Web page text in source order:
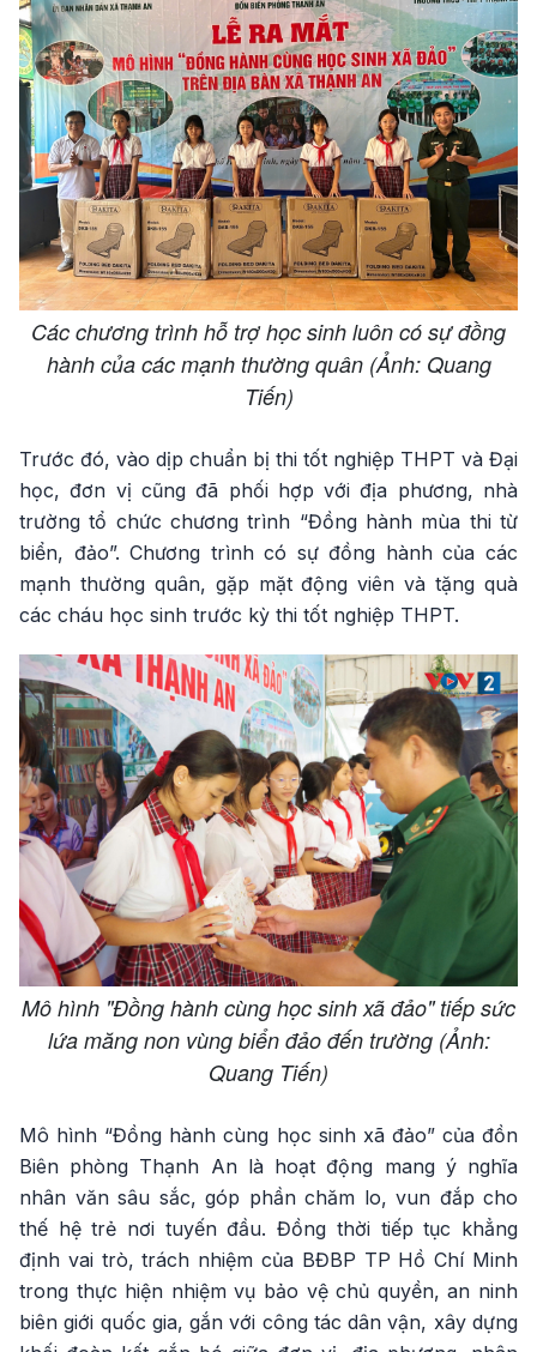
Các chương trình hỗ trợ học sinh luôn có sự đồng
hành của các mạnh thường quân (Ảnh: Quang
Tiến)
Trước đó, vào dịp chuẩn bị thi tốt nghiệp THPT và Đại
học, đơn vị cũng đã phối hợp với địa phương, nhà
trường tổ chức chương trình “Đồng hành mùa thi từ
biển, đảo”. Chương trình có sự đồng hành của các
mạnh thường quân, gặp mặt động viên và tặng quà
các cháu học sinh trước kỳ thi tốt nghiệp THPT.
Mô hình "Đồng hành cùng học sinh xã đảo" tiếp sức
lứa măng non vùng biển đảo đến trường (Ảnh:
Quang Tiến)
Mô hình “Đồng hành cùng học sinh xã đảo” của đồn
Biên phòng Thạnh An là hoạt động mang ý nghĩa
nhân văn sâu sắc, góp phần chăm lo, vun đắp cho
thế hệ trẻ nơi tuyến đầu. Đồng thời tiếp tục khẳng
định vai trò, trách nhiệm của BĐBP TP Hồ Chí Minh
trong thực hiện nhiệm vụ bảo vệ chủ quyền, an ninh
biên giới quốc gia, gắn với công tác dân vận, xây dựng